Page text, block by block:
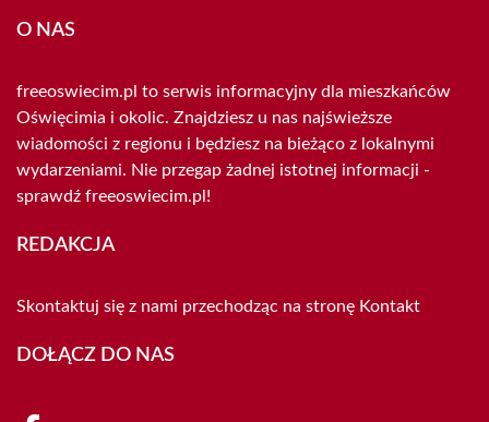
O NAS
freeoswiecim.pl to serwis informacyjny dla mieszkańców
Oświęcimia i okolic. Znajdziesz u nas najświeższe
wiadomości z regionu i będziesz na bieżąco z lokalnymi
wydarzeniami. Nie przegap żadnej istotnej informacji -
sprawdź freeoswiecim.pl!
REDAKCJA
Skontaktuj się z nami przechodząc na stronę Kontakt
DOŁĄCZ DO NAS